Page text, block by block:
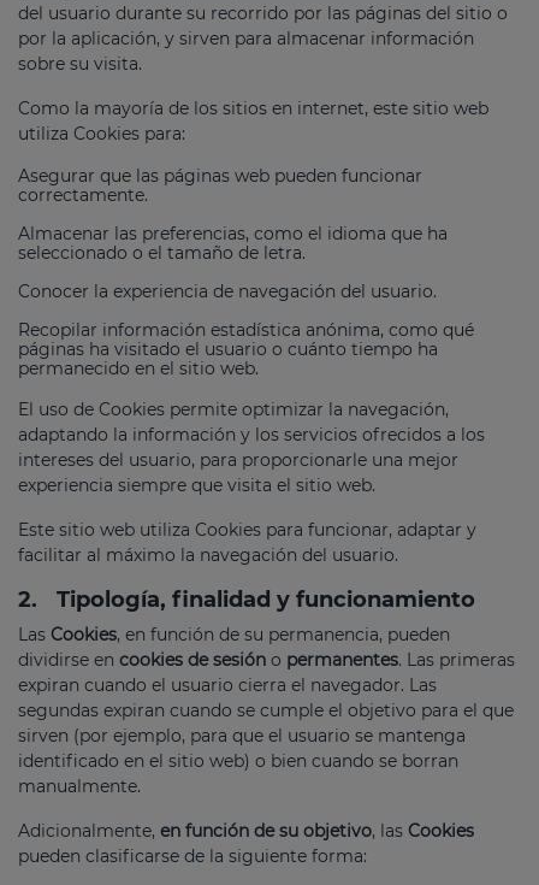
del usuario durante su recorrido por las páginas del sitio o
por la aplicación, y sirven para almacenar información
sobre su visita.
Como la mayoría de los sitios en internet, este sitio web
utiliza Cookies para:
Asegurar que las páginas web pueden funcionar
correctamente.
Almacenar las preferencias, como el idioma que ha
seleccionado o el tamaño de letra.
Conocer la experiencia de navegación del usuario.
Recopilar información estadística anónima, como qué
páginas ha visitado el usuario o cuánto tiempo ha
permanecido en el sitio web.
El uso de Cookies permite optimizar la navegación,
adaptando la información y los servicios ofrecidos a los
intereses del usuario, para proporcionarle una mejor
experiencia siempre que visita el sitio web.
Este sitio web utiliza Cookies para funcionar, adaptar y
facilitar al máximo la navegación del usuario.
2. Tipología, finalidad y funcionamiento
Las Cookies, en función de su permanencia, pueden
dividirse en cookies de sesión o permanentes. Las primeras
expiran cuando el usuario cierra el navegador. Las
segundas expiran cuando se cumple el objetivo para el que
sirven (por ejemplo, para que el usuario se mantenga
identificado en el sitio web) o bien cuando se borran
manualmente.
Adicionalmente, en función de su objetivo, las Cookies
pueden clasificarse de la siguiente forma: